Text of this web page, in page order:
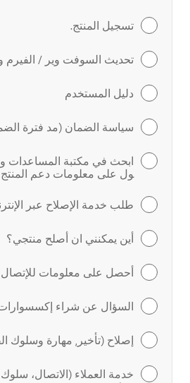
تسجيل المنتج.
تحديث السوفت وير / الفيرم
دليل المستخدم
سياسة الضمان (مد فترة
ابحث في مكتبة المساعدات
ول على معلومات دعم المنتج
طلب خدمة الإصلاح عبر
أين يمكنني ان أصلح منتجي؟
أحصل على معلومات
السؤال عن شراء إكسسوارات
إصلاح (تأخير, مهارة وسلوك
خدمة العملاء (الاتصال،